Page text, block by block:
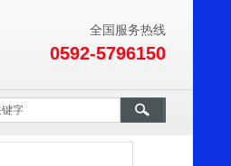
全国服务热线
0592-5796150